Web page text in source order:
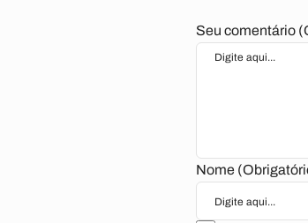
Seu comentário
Nome